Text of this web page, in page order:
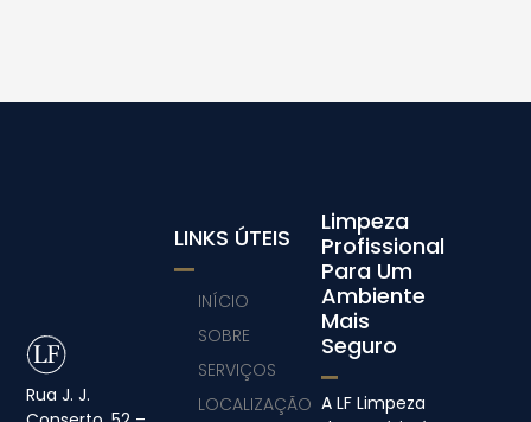
Rua J. J.
Limpeza
Profissional
Para Um
Ambiente
Mais
Seguro
A LF Limpeza
LINKS ÚTEIS
INÍCIO
SOBRE
SERVIÇOS
LOCALIZAÇÃO